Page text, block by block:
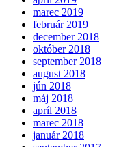
marec 2019
február 2019
december 2018
október 2018
september 2018
august 2018
jún 2018
máj 2018
apríl 2018
marec 2018
január 2018